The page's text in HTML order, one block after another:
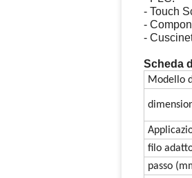
- Touch
-
-
Scheda
Modello
filo
passo